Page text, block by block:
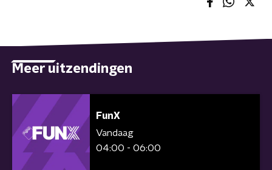
Meer uitzendingen
FunX
Vandaag
04:00 - 06:00